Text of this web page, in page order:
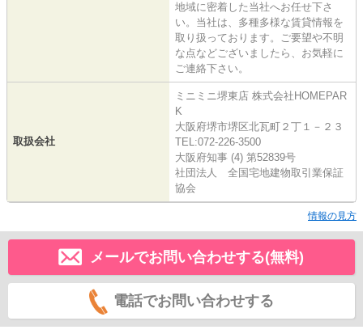
地域に密着した当社へお任せ下さ
い。当社は、多種多様な賃貸情報を
取り扱っております。ご要望や不明
な点などございましたら、お気軽に
ご連絡下さい。
取扱会社
ミニミニ堺東店 株式会社HOMEPAR
K
大阪府堺市堺区北瓦町２丁１－２３
TEL:072-226-3500
大阪府知事 (4) 第52839号
社団法人 全国宅地建物取引業保証
協会
情報の見方
メールでお問い合わせする(無料)
電話でお問い合わせする